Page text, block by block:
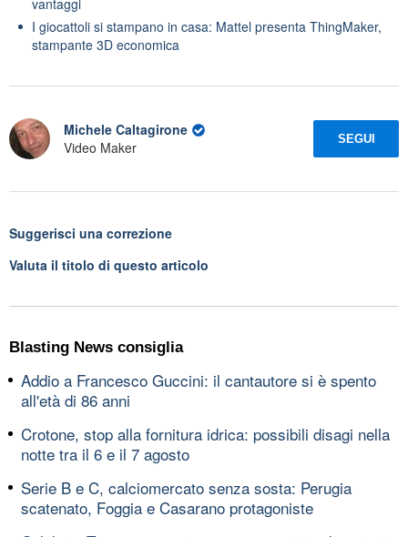
I giocattoli si stampano in casa: Mattel presenta ThingMaker,
stampante 3D economica
Michele Caltagirone
Video Maker
SEGUI
Suggerisci una correzione
Valuta il titolo di questo articolo
Blasting News consiglia
Addio a Francesco Guccini: il cantautore si è spento
all'età di 86 anni
Crotone, stop alla fornitura idrica: possibili disagi nella
notte tra il 6 e il 7 agosto
Serie B e C, calciomercato senza sosta: Perugia
scatenato, Foggia e Casarano protagoniste